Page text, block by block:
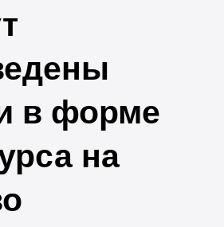
в форме
на